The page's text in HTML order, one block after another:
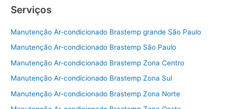
c
e
b
o
o
k
itt
er l
e
Serviços
Manutenção Ar-condicionado Brastemp grande São Paulo
Manutenção Ar-condicionado Brastemp São Paulo
Manutenção Ar-condicionado Brastemp Zona Centro
Manutenção Ar-condicionado Brastemp Zona Sul
Manutenção Ar-condicionado Brastemp Zona Norte